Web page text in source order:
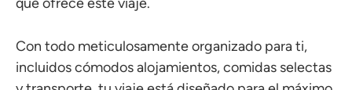
Con todo meticulosamente organizado para ti,
incluidos cómodos alojamientos, comidas selectas